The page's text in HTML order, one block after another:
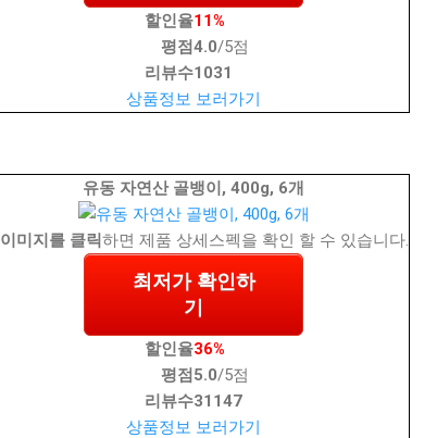
할인율11%
평점4.0/5점
리뷰수1031
상품정보 보러가기
유동 자연산 골뱅이, 400g, 6개
이미지를 클릭하면 제품 상세스펙을 확인 할 수 있습니다.
최저가 확인하
기
할인율36%
평점 5.0/5점
리뷰수31147
상품정보 보러가기